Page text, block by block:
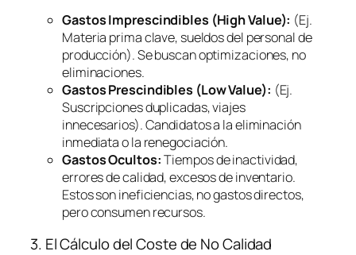
Gastos Imprescindibles (High Value): (Ej.
Materia prima clave, sueldos del personal de
producción). Se buscan optimizaciones, no
eliminaciones.
Gastos Prescindibles (Low Value): (Ej.
Suscripciones duplicadas, viajes
innecesarios). Candidatos a la eliminación
inmediata o la renegociación.
Gastos Ocultos:Tiempos de inactividad,
errores de calidad, excesos de inventario.
Estos son ineficiencias, no gastos directos,
pero consumen recursos.
3. El Cálculo del Coste de No Calidad